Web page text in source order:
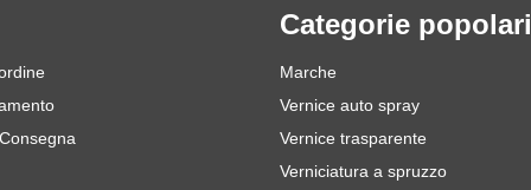
Categorie popolari
Marche
Vernice auto spray
Vernice trasparente
Verniciatura a spruzzo